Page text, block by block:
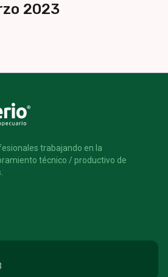
2023
trabajando en la
técnico / productivo de